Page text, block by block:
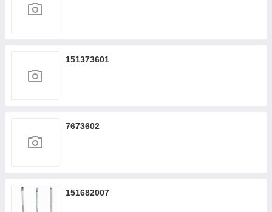
151373601
7673602
151682007